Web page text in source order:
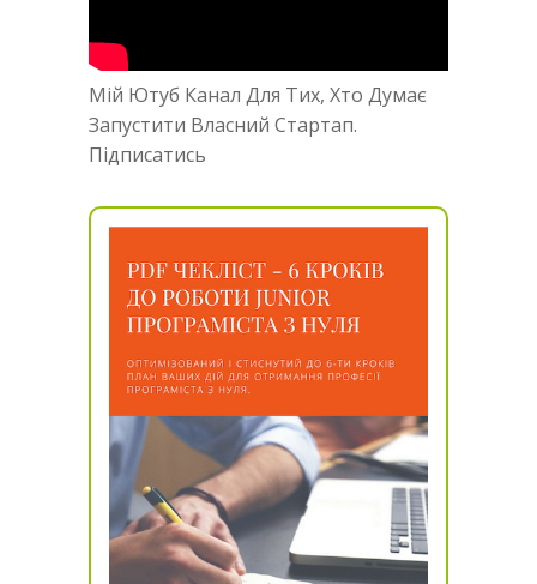
Мій Ютуб Канал Для Тих, Хто Думає
Запустити Власний Стартап.
Підписатись